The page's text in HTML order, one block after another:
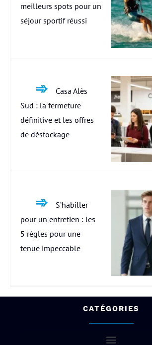
meilleurs spots pour un
séjour sportif réussi
Casa Alès
Sud : la fermeture
définitive et les offres
de déstockage
S’habiller
pour un entretien : les
5 règles pour une
tenue impeccable
CATÉGORIES